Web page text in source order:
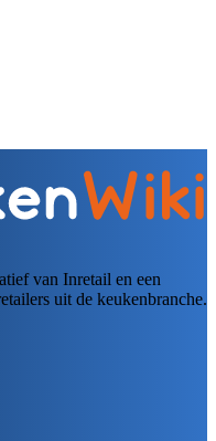
van Inretail en een
uit de keukenbranche.